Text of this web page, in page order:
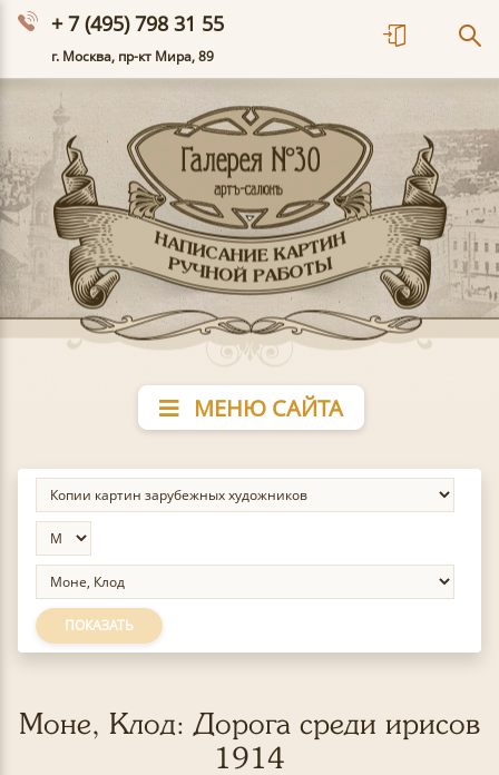
+ 7 (495) 798 31 55
г. Москва, пр-кт Мира, 89
МЕНЮ САЙТА
ПОКАЗАТЬ
Моне, Клод: Дорога среди ирисов
1914